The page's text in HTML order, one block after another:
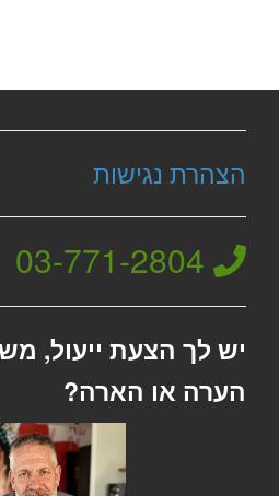
הצהרת נגישות
03-771-2804
יש לך הצעת ייעול,
הערה או הארה?